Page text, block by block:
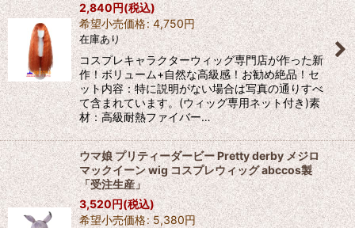
2,840円(税込)
希望小売価格: 4,750円
在庫あり
コスプレキャラクターウィッグ専門店が作った新
作！ボリューム+自然な高級感！お勧め絶品！セ
ット内容：特に説明がない場合は写真の通りすべ
て含まれています。(ウィッグ専用ネット付き)素
材：高級耐熱ファイバー…
ウマ娘 プリティーダービー Pretty derby メジロ
マックイーン wig コスプレウィッグ abccos製
「受注生産」
3,520円(税込)
希望小売価格: 5,380円